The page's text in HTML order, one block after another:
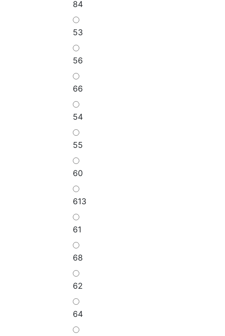
84
53
56
66
54
55
60
613
61
68
62
64